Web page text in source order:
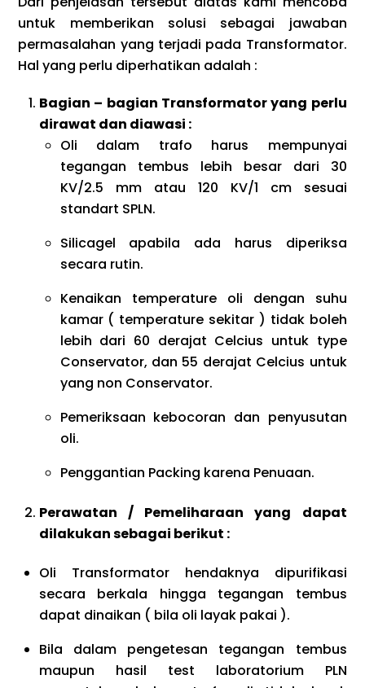
untuk memberikan solusi sebagai jawaban
permasalahan yang terjadi pada Transformator.
Hal yang perlu diperhatikan adalah :
Bagian – bagian Transformator yang perlu
dirawat dan diawasi :
Oli dalam trafo harus mempunyai
tegangan tembus lebih besar dari 30
KV/2.5 mm atau 120 KV/1 cm sesuai
standart SPLN.
Silicagel apabila ada harus diperiksa
secara rutin.
Kenaikan temperature oli dengan suhu
kamar ( temperature sekitar ) tidak boleh
lebih dari 60 derajat Celcius untuk type
Conservator, dan 55 derajat Celcius untuk
yang non Conservator.
Pemeriksaan kebocoran dan penyusutan
oli.
Penggantian Packing karena Penuaan.
Perawatan / Pemeliharaan yang dapat
dilakukan sebagai berikut :
Oli Transformator hendaknya dipurifikasi
secara berkala hingga tegangan tembus
dapat dinaikan ( bila oli layak pakai ).
Bila dalam pengetesan tegangan tembus
maupun hasil test laboratorium PLN